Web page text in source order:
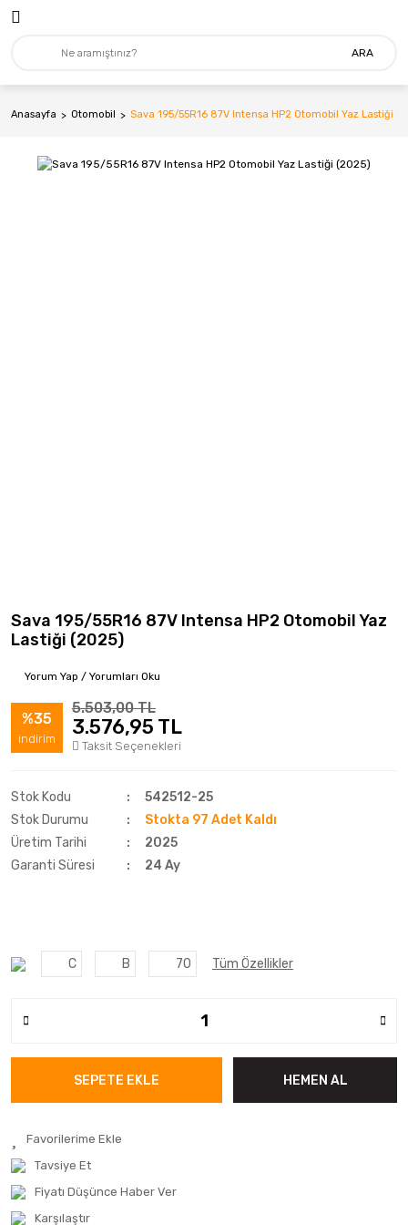
ARA
Anasayfa Otomobil Sava 195/55R16 87V Intensa HP2 Otomobil Yaz Lastiği
Sava 195/55R16 87V Intensa HP2 Otomobil Yaz
Lastiği (2025)
Yorum Yap / Yorumları Oku
%35
indirim
5.503,00 TL
3.576,95 TL
Taksit Seçenekleri
Stok Kodu
542512-25
Stok Durumu
Stokta 97 Adet Kaldı
Üretim Tarihi
2025
Garanti Süresi
24 Ay
C B 70 Tüm Özellikler
SEPETE EKLE HEMEN AL
Tavsiye Et
Fiyatı Düşünce Haber Ver
Karşılaştır